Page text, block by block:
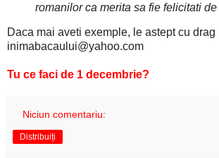
romanilor ca merita sa fie felicitati de
Daca mai aveti exemple, le astept cu drag
inimabacaului@yahoo.com
Tu ce faci de 1 decembrie?
Niciun comentariu:
Distribuiți